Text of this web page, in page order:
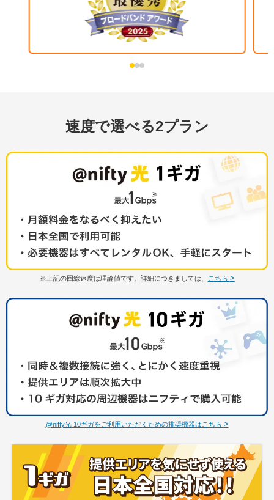
速度で選べる2プラン
※ 上記の回線速度は理論値です。詳細につきましては、 こちら >
@nifty光 10ギガをご利用いただくための推奨機器はこちら >